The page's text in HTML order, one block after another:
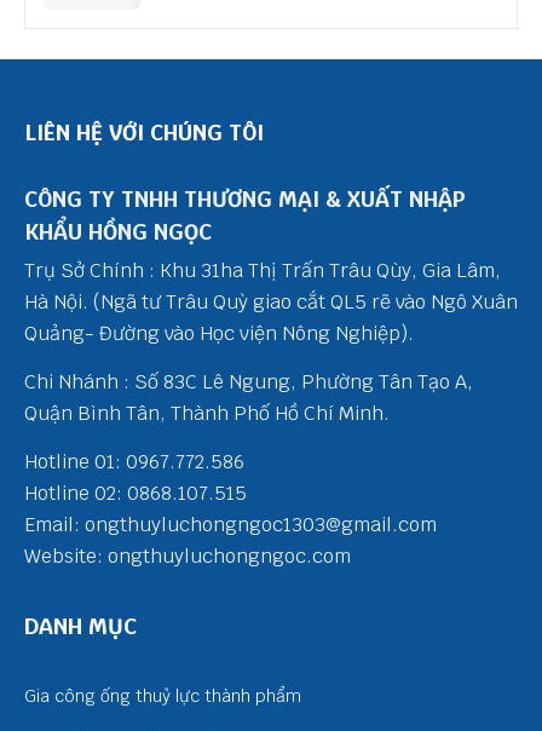
LIÊN HỆ VỚI CHÚNG TÔI
CÔNG TY TNHH THƯƠNG MẠI & XUẤT NHẬP
KHẨU HỒNG NGỌC
Trụ Sở Chính : Khu 31ha Thị Trấn Trâu Qùy, Gia Lâm,
Hà Nội. (Ngã tư Trâu Quỳ giao cắt QL5 rẽ vào Ngô Xuân
Quảng- Đường vào Học viện Nông Nghiệp).
Chi Nhánh : Số 83C Lê Ngung, Phường Tân Tạo A,
Quận Bình Tân, Thành Phố Hồ Chí Minh.
Hotline 01: 0967.772.586
Hotline 02: 0868.107.515
Email: ongthuyluchongngoc1303@gmail.com
Website: ongthuyluchongngoc.com
DANH MỤC
Gia công ống thuỷ lực thành phẩm